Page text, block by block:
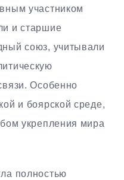
участником
и старшие
союз, учитывали
Особенно
и боярской среде,
укрепления мира
полностью